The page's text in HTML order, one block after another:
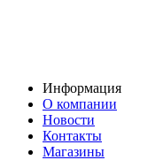
Информация
О компании
Новости
Контакты
Магазины